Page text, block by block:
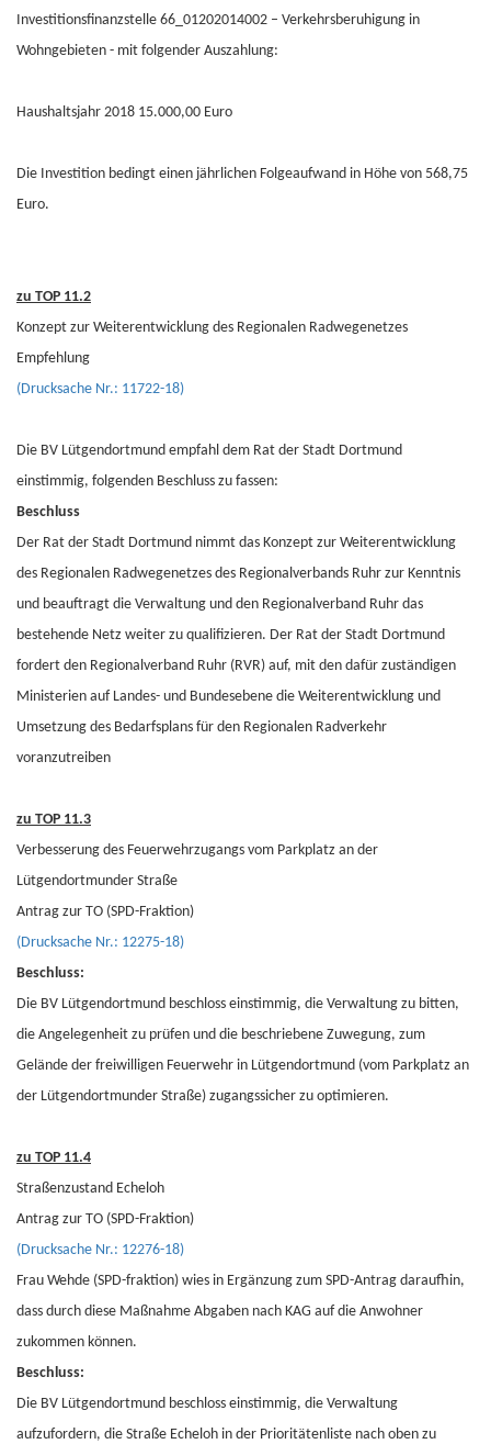
Investitionsfinanzstelle 66_01202014002 – Verkehrsberuhigung in
Wohngebieten - mit folgender Auszahlung:
Haushaltsjahr 2018 15.000,00 Euro
Die Investition bedingt einen jährlichen Folgeaufwand in Höhe von 568,75
Euro.
zu TOP 11.2
Konzept zur Weiterentwicklung des Regionalen Radwegenetzes
Empfehlung
(Drucksache Nr.: 11722-18)
Die BV Lütgendortmund empfahl dem Rat der Stadt Dortmund
einstimmig, folgenden Beschluss zu fassen:
Beschluss
Der Rat der Stadt Dortmund nimmt das Konzept zur Weiterentwicklung
des Regionalen Radwegenetzes des Regionalverbands Ruhr zur Kenntnis
und beauftragt die Verwaltung und den Regionalverband Ruhr das
bestehende Netz weiter zu qualifizieren. Der Rat der Stadt Dortmund
fordert den Regionalverband Ruhr (RVR) auf, mit den dafür zuständigen
Ministerien auf Landes- und Bundesebene die Weiterentwicklung und
Umsetzung des Bedarfsplans für den Regionalen Radverkehr
voranzutreiben
zu TOP 11.3
Verbesserung des Feuerwehrzugangs vom Parkplatz an der
Lütgendortmunder Straße
Antrag zur TO (SPD-Fraktion)
(Drucksache Nr.: 12275-18)
Beschluss:
Die BV Lütgendortmund beschloss einstimmig, die Verwaltung zu bitten,
die Angelegenheit zu prüfen und die beschriebene Zuwegung, zum
Gelände der freiwilligen Feuerwehr in Lütgendortmund (vom Parkplatz an
der Lütgendortmunder Straße) zugangssicher zu optimieren.
zu TOP 11.4
Straßenzustand Echeloh
Antrag zur TO (SPD-Fraktion)
(Drucksache Nr.: 12276-18)
Frau Wehde (SPD-fraktion) wies in Ergänzung zum SPD-Antrag daraufhin,
dass durch diese Maßnahme Abgaben nach KAG auf die Anwohner
zukommen können.
Beschluss:
Die BV Lütgendortmund beschloss einstimmig, die Verwaltung
aufzufordern, die Straße Echeloh in der Prioritätenliste nach oben zu